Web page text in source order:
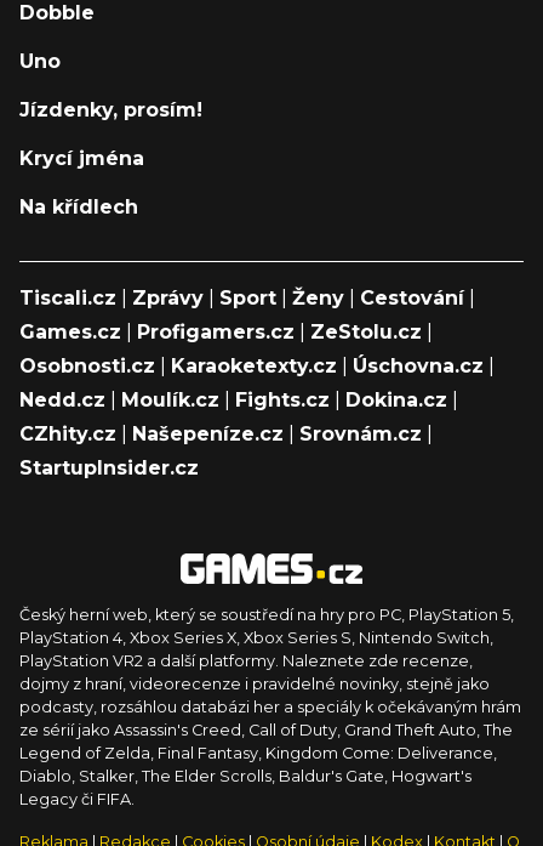
Dobble
Uno
Jízdenky, prosím!
Krycí jména
Na křídlech
Tiscali.cz Zprávy Sport Ženy Cestování|
Games.cz
Profigamers.cz ZeStolu.cz
Osobnosti.cz
Karaoketexty.cz Úschovna.cz
Nedd.cz
Moulík.cz Fights.cz Dokina.cz
CZhity.cz
Našepeníze.cz Srovnám.cz
StartupInsider.cz
Český herní web, který se soustředí na hry pro PC, PlayStation 5,
PlayStation 4, Xbox Series X, Xbox Series S, Nintendo Switch,
PlayStation VR2 a další platformy. Naleznete zde recenze,
dojmy z hraní, videorecenze i pravidelné novinky, stejně jako
podcasty, rozsáhlou databázi her a speciály k očekávaným hrám
ze sérií jako Assassin's Creed, Call of Duty, Grand Theft Auto, The
Legend of Zelda, Final Fantasy, Kingdom Come: Deliverance,
Diablo, Stalker, The Elder Scrolls, Baldur's Gate, Hogwart's
Legacy či FIFA.
Reklama Redakce Cookies Osobní údaje Kodex Kontakt O